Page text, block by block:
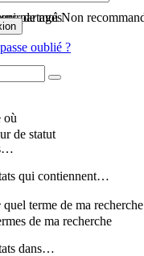
de moi
les ordinateurs partagés
oublié ?
où
de statut
qui contiennent…
quel terme de ma recherche
de ma recherche
dans…